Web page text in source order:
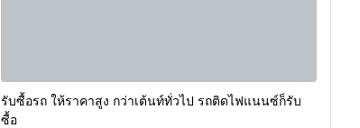
รับซื้อรถ ให้ราคาสูง กว่าเต้นท์ทั่วไป รถติดไฟแนนซ์ก็รับ
ซื้อ